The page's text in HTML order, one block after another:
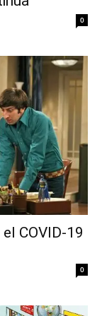
0
COVID-19
0